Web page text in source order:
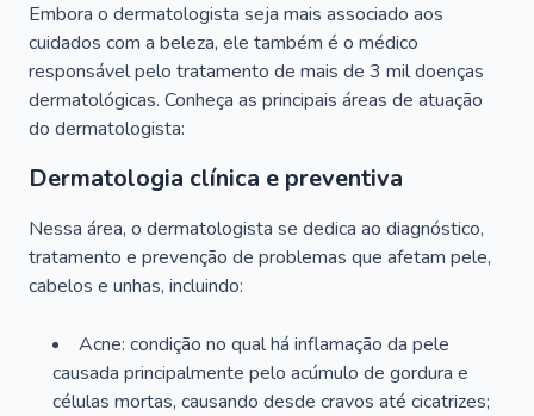
Embora o dermatologista seja mais associado aos
cuidados com a beleza, ele também é o médico
responsável pelo tratamento de mais de 3 mil doenças
dermatológicas. Conheça as principais áreas de atuação
do dermatologista:
Dermatologia clínica e preventiva
Nessa área, o dermatologista se dedica ao diagnóstico,
tratamento e prevenção de problemas que afetam pele,
cabelos e unhas, incluindo:
Acne: condição no qual há inflamação da pele
causada principalmente pelo acúmulo de gordura e
células mortas, causando desde cravos até cicatrizes;